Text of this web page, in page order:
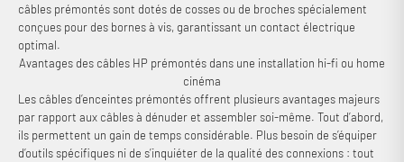
câbles prémontés sont dotés de cosses ou de broches spécialement
conçues pour des bornes à vis, garantissant un contact électrique
optimal.
Avantages des câbles HP prémontés dans une installation hi-fi ou home
cinéma
Les câbles d’enceintes prémontés offrent plusieurs avantages majeurs
par rapport aux câbles à dénuder et assembler soi-même. Tout d’abord,
ils permettent un gain de temps considérable. Plus besoin de s’équiper
d’outils spécifiques ni de s’inquiéter de la qualité des connexions : tout